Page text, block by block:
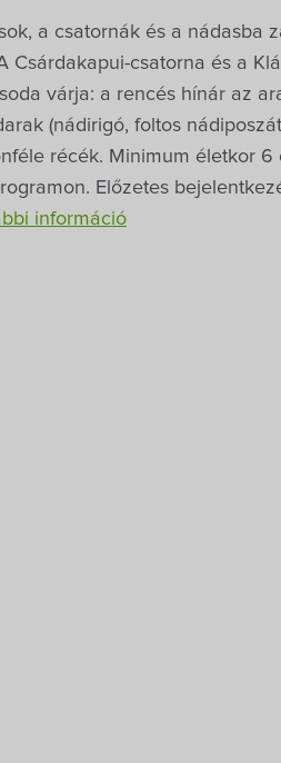
a csatornák és a nádasba
csatorna és a
várja: a rencés hínár az
(nádirigó, foltos
récék. Minimum életkor 6
Előzetes
információ